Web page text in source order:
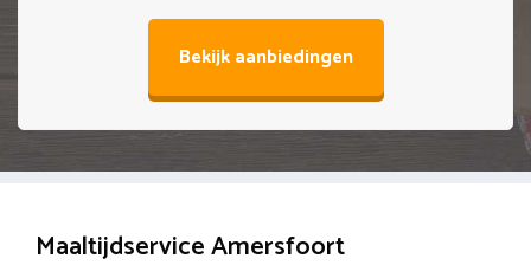
Bekijk aanbiedingen
Maaltijdservice Amersfoort